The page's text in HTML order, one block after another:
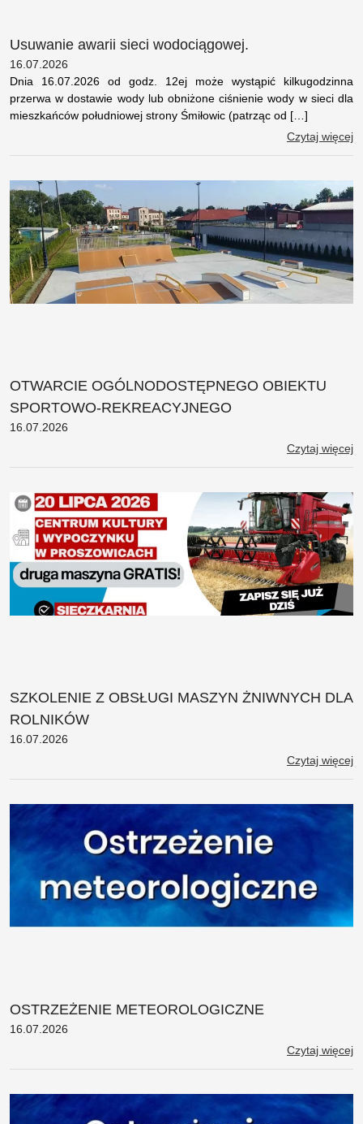
Usuwanie awarii sieci wodociągowej.
16.07.2026
Dnia 16.07.2026 od godz. 12ej może wystąpić kilkugodzinna
przerwa w dostawie wody lub obniżone ciśnienie wody w sieci dla
mieszkańców południowej strony Śmiłowic (patrząc od […]
Czytaj więcej
OTWARCIE OGÓLNODOSTĘPNEGO OBIEKTU
SPORTOWO-REKREACYJNEGO
16.07.2026
Czytaj więcej
SZKOLENIE Z OBSŁUGI MASZYN ŻNIWNYCH DLA
ROLNIKÓW
16.07.2026
Czytaj więcej
OSTRZEŻENIE METEOROLOGICZNE
16.07.2026
Czytaj więcej